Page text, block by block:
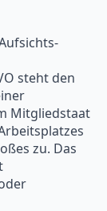
steht den
Mitgliedstaat
zu. Das